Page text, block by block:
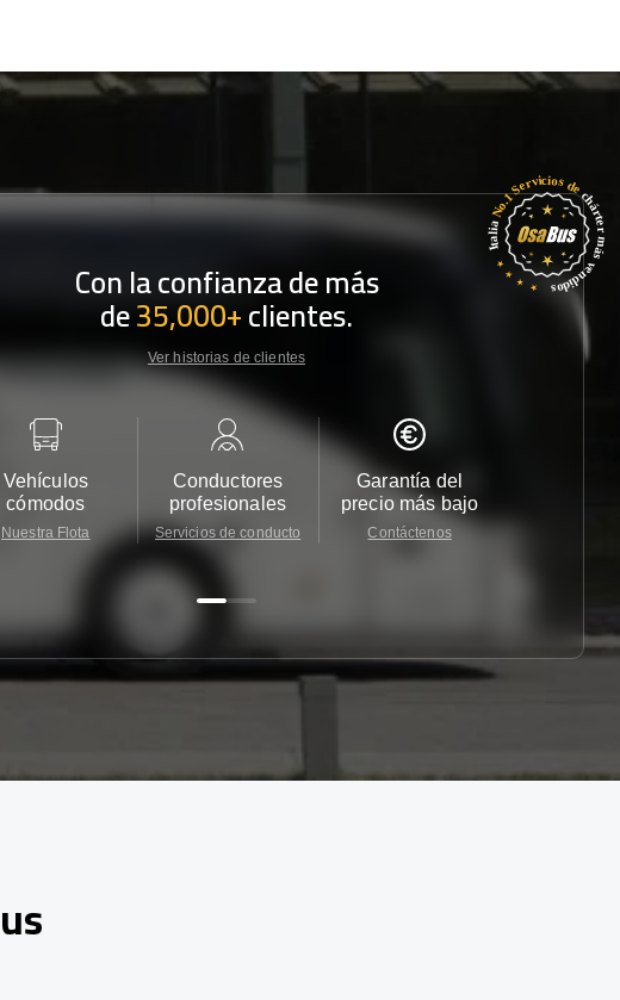
Con la confianza de más
de35,000+clientes.
Ver historias de clientes
Vehículos
cómodos
Nuestra Flota
Conductores
profesionales
Servicios de conducto
Garantía del
precio más bajo
Contáctenos